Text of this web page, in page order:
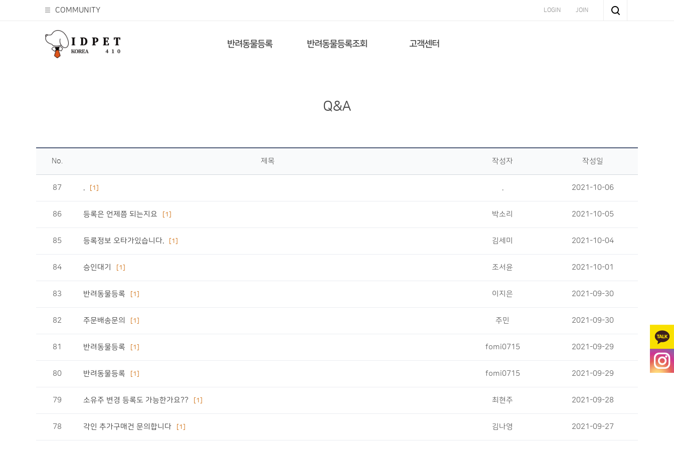
COMMUNITY LOGIN JOIN
반려동물등록 반려동물등록조회 고객센터
Q&A
No. 제목 작성자 작성일
87 . [1] . 2021-10-06
86 등록은 언제쯤 되는지요 [1] 박소리 2021-10-05
85 등록정보 오타가있습니다. [1] 김세미 2021-10-04
84 승인대기 [1] 조서윤 2021-10-01
83 반려동물등록 [1] 이지은 2021-09-30
82 주문배송문의 [1] 주민 2021-09-30
81 반려동물등록 [1] fomi0715 2021-09-29
80 반려동물등록 [1] fomi0715 2021-09-29
79 소유주 변경 등록도 가능한가요?? [1] 최현주 2021-09-28
78 각인 추가구매건 문의합니다 [1] 김나영 2021-09-27